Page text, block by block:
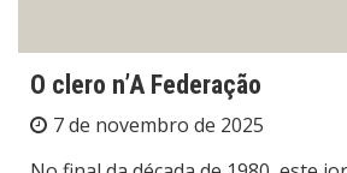
O clero n’A Federação
7 de novembro de 2025